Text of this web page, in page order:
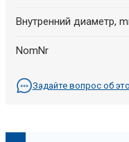
Внутренний диаметр,
NomNr
Задайте вопрос об